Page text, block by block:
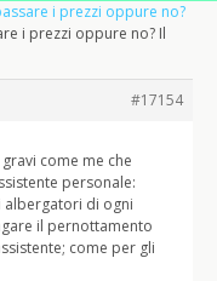
i prezzi oppure no?
i prezzi oppure no? Il
#17154
come me che
personale:
albergatori di ogni
il pernottamento
come per gli